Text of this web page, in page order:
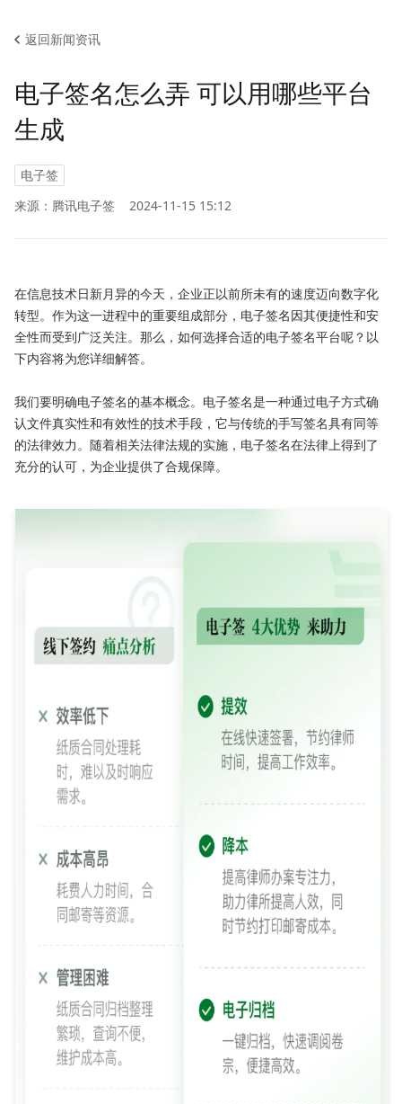
返回新闻资讯
电子签名怎么弄 可以用哪些平台
生成
电子签
来源：腾讯电子签
2024-11-15 15:12
在信息技术日新月异的今天，企业正以前所未有的速度迈向数字化
转型。作为这一进程中的重要组成部分，电子签名因其便捷性和安
全性而受到广泛关注。那么，如何选择合适的电子签名平台呢？以
下内容将为您详细解答。
我们要明确电子签名的基本概念。电子签名是一种通过电子方式确
认文件真实性和有效性的技术手段，它与传统的手写签名具有同等
的法律效力。随着相关法律法规的实施，电子签名在法律上得到了
充分的认可，为企业提供了合规保障。